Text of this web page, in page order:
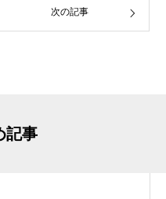
次の記事
記事